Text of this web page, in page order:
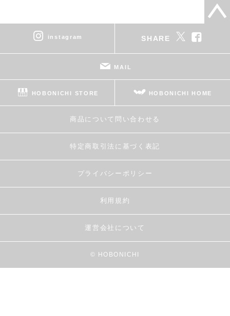
instagram SHARE
MAIL
HOBONICHI STORE HOBONICHI HOME
商品について問い合わせる
特定商取引法に基づく表記
プライバシーポリシー
利用規約
運営会社について
© HOBONICHI